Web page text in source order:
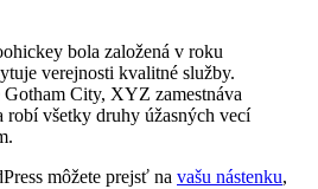
bola založená v roku
verejnosti kvalitné služby.
Gotham City, XYZ zamestnáva
všetky druhy úžasných vecí
môžete prejsť na vašu nástenku,